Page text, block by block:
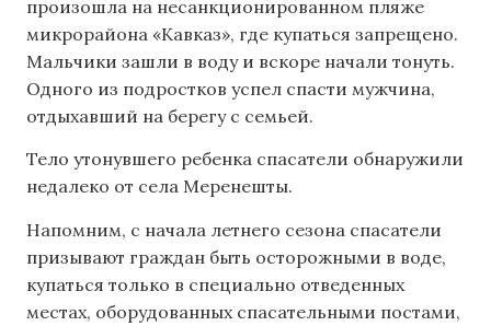
произошла на несанкционированном пляже
микрорайона «Кавказ», где купаться запрещено.
Мальчики зашли в воду и вскоре начали тонуть.
Одного из подростков успел спасти мужчина,
отдыхавший на берегу с семьей.
Тело утонувшего ребенка спасатели обнаружили
недалеко от села Меренешты.
Напомним, с начала летнего сезона спасатели
призывают граждан быть осторожными в воде,
купаться только в специально отведенных
местах, оборудованных спасательными постами,